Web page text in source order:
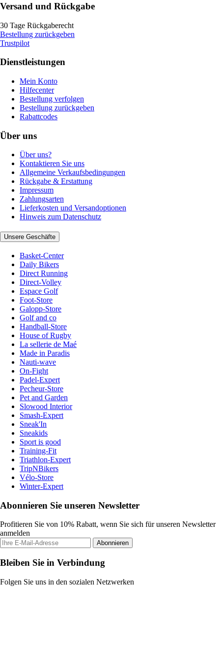
Versand und Rückgabe
30 Tage Rückgaberecht
Bestellung zurückgeben
Trustpilot
Dienstleistungen
Mein Konto
Hilfecenter
Bestellung verfolgen
Bestellung zurückgeben
Rabattcodes
Über uns
Über uns?
Kontaktieren Sie uns
Allgemeine Verkaufsbedingungen
Rückgabe & Erstattung
Impressum
Zahlungsarten
Lieferkosten und Versandoptionen
Hinweis zum Datenschutz
Unsere Geschäfte
Basket-Center
Daily Bikers
Direct Running
Direct-Volley
Espace Golf
Foot-Store
Galopp-Store
Golf and co
Handball-Store
House of Rugby
La sellerie de Maé
Made in Paradis
Nauti-wave
On-Fight
Padel-Expert
Pecheur-Store
Pet and Garden
Slowood Interior
Smash-Expert
Sneak'In
Sneakids
Sport is good
Training-Fit
Triathlon-Expert
TripNBikers
Vélo-Store
Winter-Expert
Abonnieren Sie unseren Newsletter
Profitieren Sie von 10% Rabatt, wenn Sie sich für unseren Newsletter
anmelden
Abonnieren
Bleiben Sie in Verbindung
Folgen Sie uns in den sozialen Netzwerken